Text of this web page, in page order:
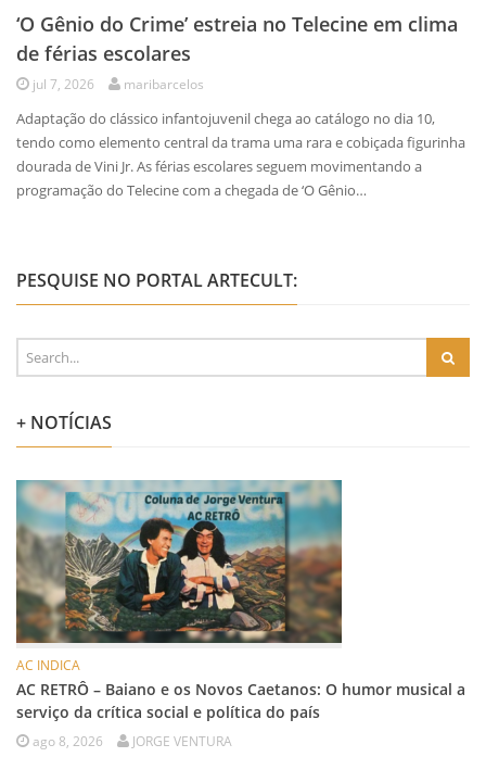
‘O Gênio do Crime’ estreia no Telecine em clima
de férias escolares
jul 7, 2026 maribarcelos
Adaptação do clássico infantojuvenil chega ao catálogo no dia 10,
tendo como elemento central da trama uma rara e cobiçada figurinha
dourada de Vini Jr. As férias escolares seguem movimentando a
programação do Telecine com a chegada de ‘O Gênio…
PESQUISE NO PORTAL ARTECULT:
+ NOTÍCIAS
AC INDICA
AC RETRÔ – Baiano e os Novos Caetanos: O humor musical a
serviço da crítica social e política do país
ago 8, 2026 JORGE VENTURA